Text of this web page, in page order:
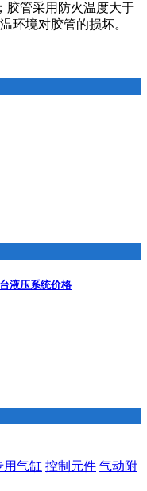
胶管采用防火温度大于
环境对胶管的损坏。
液压系统价格
用气缸 控制元件 气动附